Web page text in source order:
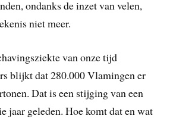
ondanks de inzet van velen,
niet meer.
van onze tijd
blijkt dat 280.000 Vlamingen er
Dat is een stijging van een
jaar geleden. Hoe komt dat en wat